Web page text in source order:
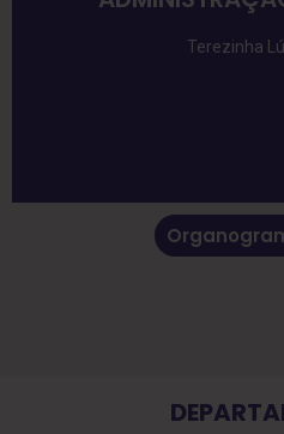
Terezinha